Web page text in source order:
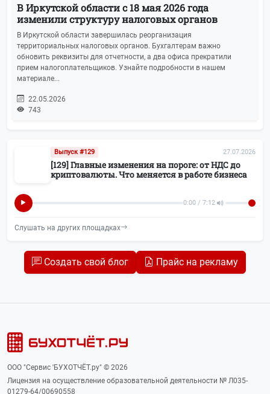
IT-новости
Имущественные отношения
АУСН
15
Календарь отчетности 14
Транспортный налог
ЭДО
ПСН (Патенты)
Новости БУХОТЧЁТ.ру
В Иркутской области с 18 мая 2026 года
изменили структуру налоговых органов
В Иркутской области завершилась реорганизация
территориальных налоговых органов. Бухгалтерам важно
обновить реквизиты для отчетности, а два офиса прекратили
прием налогоплательщиков. Узнайте подробности в нашем
материале...
22.05.2026
743
Выпуск #129 27.07.2026
[129] Главные изменения на пороге: от НДС до
криптовалюты. Что меняется в работе бизнеса
0:00 / 7:12
Слушать на других площадках
Создать свой блог Прайс на рекламу
ООО "Сервис 'БУХОТЧЁТ.ру" © 2026
Лицензия на осуществление образовательной деятельности № Л035-
01279-64/00690558